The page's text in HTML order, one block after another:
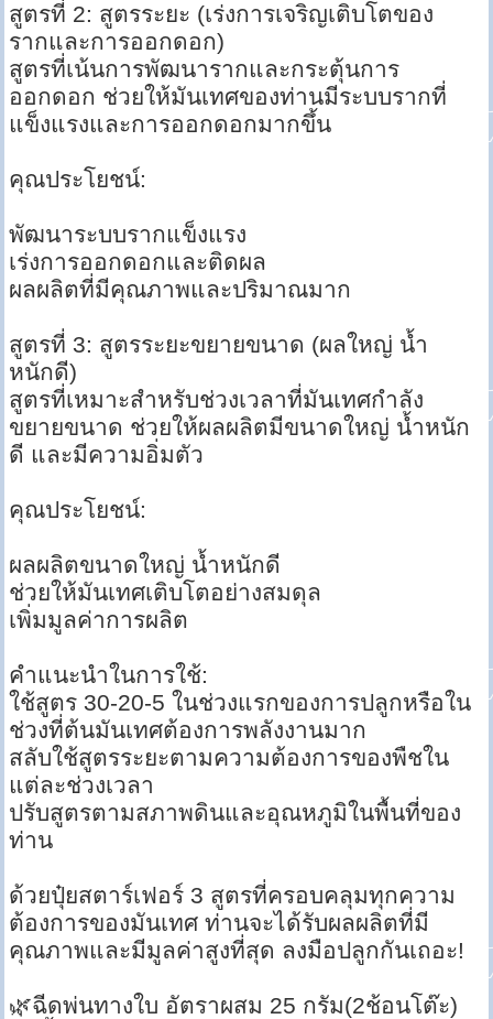
สูตรที่ 2: สูตรระยะ (เร่งการเจริญเติบโตของ
รากและการออกดอก)
สูตรที่เน้นการพัฒนารากและกระตุ้นการ
ออกดอก ช่วยให้มันเทศของท่านมีระบบรากที่
แข็งแรงและการออกดอกมากขึ้น
คุณประโยชน์:
พัฒนาระบบรากแข็งแรง
เร่งการออกดอกและติดผล
ผลผลิตที่มีคุณภาพและปริมาณมาก
สูตรที่ 3: สูตรระยะขยายขนาด (ผลใหญ่ น้ำ
หนักดี)
สูตรที่เหมาะสำหรับช่วงเวลาที่มันเทศกำลัง
ขยายขนาด ช่วยให้ผลผลิตมีขนาดใหญ่ น้ำหนัก
ดี และมีความอิ่มตัว
คุณประโยชน์:
ผลผลิตขนาดใหญ่ น้ำหนักดี
ช่วยให้มันเทศเติบโตอย่างสมดุล
เพิ่มมูลค่าการผลิต
คำแนะนำในการใช้:
ใช้สูตร 30-20-5 ในช่วงแรกของการปลูกหรือใน
ช่วงที่ต้นมันเทศต้องการพลังงานมาก
สลับใช้สูตรระยะตามความต้องการของพืชใน
แต่ละช่วงเวลา
ปรับสูตรตามสภาพดินและอุณหภูมิในพื้นที่ของ
ท่าน
ด้วยปุ๋ยสตาร์เฟอร์ 3 สูตรที่ครอบคลุมทุกความ
ต้องการของมันเทศ ท่านจะได้รับผลผลิตที่มี
คุณภาพและมีมูลค่าสูงที่สุด ลงมือปลูกกันเถอะ!
🌿ฉีดพ่นทางใบ อัตราผสม 25 กรัม(2ช้อนโต๊ะ)